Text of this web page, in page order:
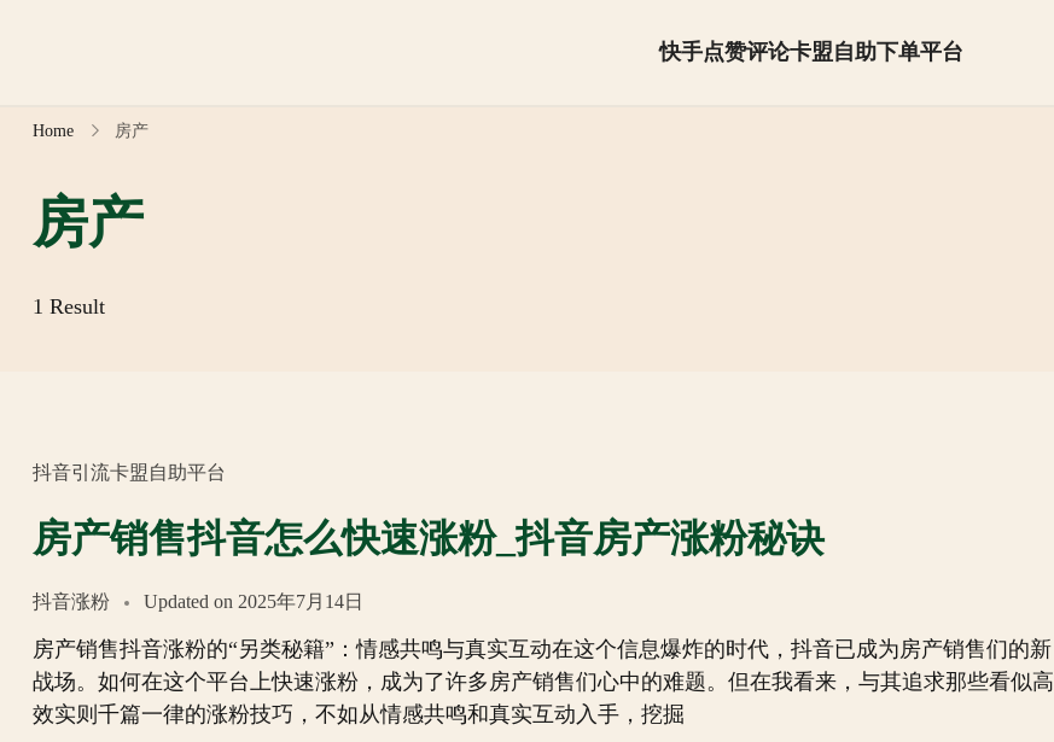
快手点赞评论卡盟自助下单平台
Home 房产
房产
1 Result
抖音引流卡盟自助平台
房产销售抖音怎么快速涨粉_抖音房产涨粉秘诀
抖音涨粉 Updated on 2025年7月14日
房产销售抖音涨粉的“另类秘籍”：情感共鸣与真实互动在这个信息爆炸的时代，抖音已成为房产销售们的新
战场。如何在这个平台上快速涨粉，成为了许多房产销售们心中的难题。但在我看来，与其追求那些看似高
效实则千篇一律的涨粉技巧，不如从情感共鸣和真实互动入手，挖掘